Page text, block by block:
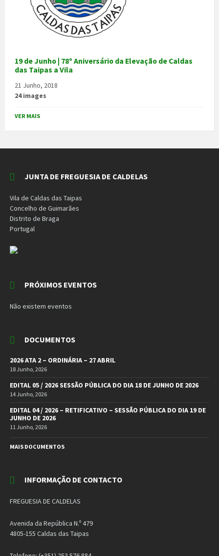
19 de Junho | 78º Aniversário da Elevação de Caldas
das Taipas a Vila
21 Junho, 2018
24 images
VER MAIS
JUNTA DE FREGUESIA DE CALDELAS
Vila de Caldas das Taipas
Concelho de Guimarães
Distrito de Braga
Portugal
PRÓXIMOS EVENTOS
Não existem eventos
DOCUMENTOS
2026 ATA 2 – ORDINÁRIA – 27 ABRIL
18 Junho, 2026
EDITAL 05 / 2026 SESSÃO PÚBLICA DO DIA 18 DE JUNHO DE 2026
14 Junho, 2026
EDITAL 04 / 2026 – RETIFICATIVO – SESSÃO PÚBLICA DO DIA 19 DE
JUNHO DE 2026
11 Junho, 2026
MAIS DOCUMENTOS
INFORMAÇÃO DE CONTACTO
FREGUESIA DE CALDELAS
Avenida da República N.º 479
4805-155 Caldas das Taipas